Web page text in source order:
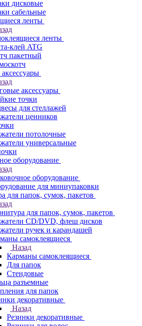
дисковые
сабельные
ленты
ленты
клей ATG
пакетный
аксессуары
точки
для стеллажей
ценников
потолочные
универсальные
оборудование
оборудование
для миниупаковки
для папок, сумок, пакетов
для папок, сумок, пакетов
CD/DVD, флеш дисков
ручек и карандашей
самоклеящиеся
Назад
Карманы самоклеящиеся
Для папок
Стендовые
разъемные
для папок
декоративные
Назад
Резинки декоративные